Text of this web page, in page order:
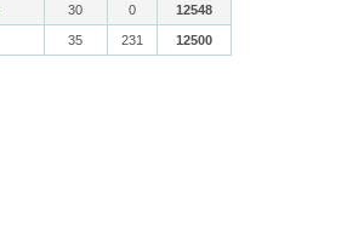
30 0 12548
35 231 12500